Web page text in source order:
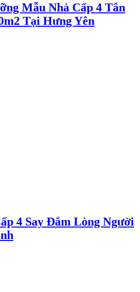
Mẫu Nhà Cấp 4 Tân
Tại Hưng Yên
4 Say Đắm Lòng Người